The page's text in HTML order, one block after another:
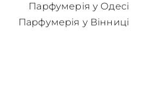
Парфумерія у Одесі
Парфумерія у Вінниці